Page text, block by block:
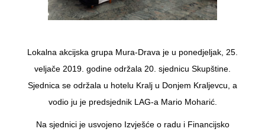
Lokalna akcijska grupa Mura-Drava je u ponedjeljak, 25.
veljače 2019. godine održala 20. sjednicu Skupštine.
Sjednica se održala u hotelu Kralj u Donjem Kraljevcu, a
vodio ju je predsjednik LAG-a Mario Moharić.
Na sjednici je usvojeno Izvješće o radu i Financijsko